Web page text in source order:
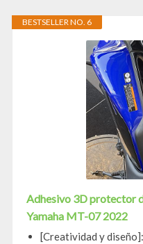
BESTSELLER NO. 6
Adhesivo 3D protector
Yamaha MT-07 2022
[Creatividad y